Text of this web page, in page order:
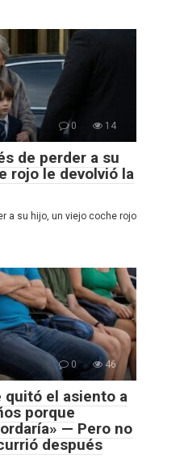
0 14
de perder a su
rojo le devolvió la
a su hijo, un viejo coche rojo
0 46
quitó el asiento a
porque
— Pero no
después